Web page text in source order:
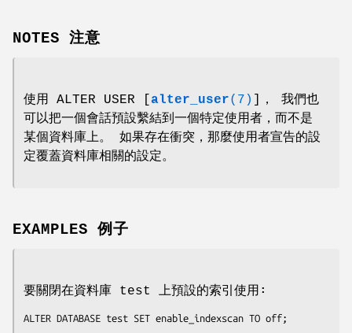
NOTES 注意
使用 ALTER USER [ alter_user(7)
]， 我們也
可以把一個會話預設繫結到一個特定使用者，而不是
某個資料庫上。 如果存在衝突，那麼使用者宣告的設
定覆蓋資料庫相關的設定。
EXAMPLES 例子
要關閉在資料庫 test 上預設的索引使用∶
ALTER DATABASE test SET enable_indexscan TO off;